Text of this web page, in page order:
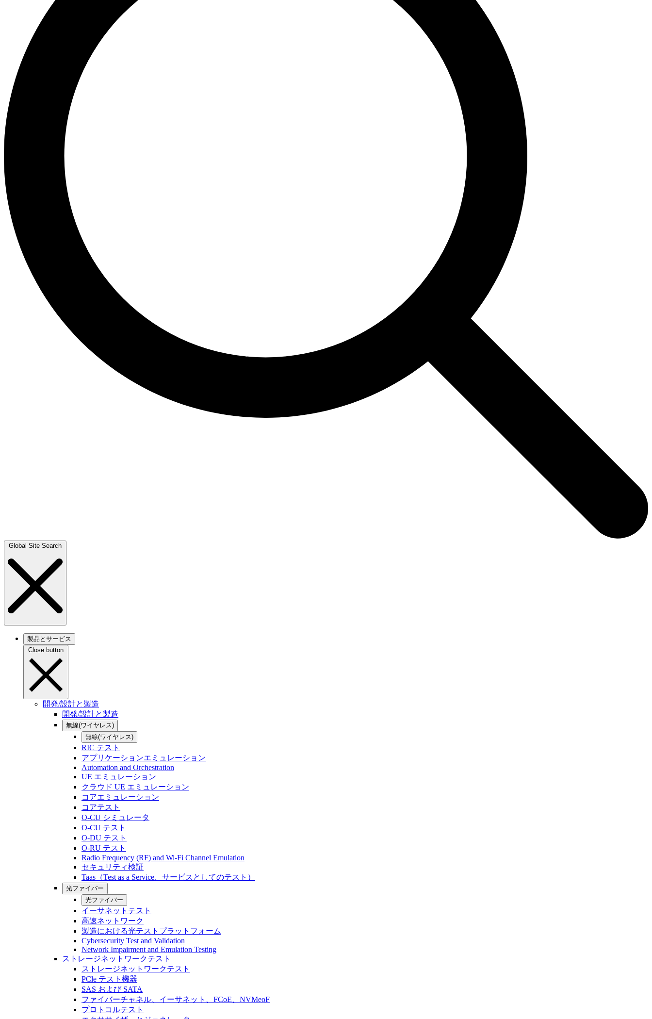
Global Site Search
製品とサービス
Close button
開発/設計と製造
開発/設計と製造
無線(ワイヤレス)
無線(ワイヤレス)
RIC テスト
アプリケーションエミュレーション
Automation and Orchestration
UE エミュレーション
クラウド UE エミュレーション
コアエミュレーション
コアテスト
O-CU シミュレータ
O-CU テスト
O-DU テスト
O-RU テスト
Radio Frequency (RF) and Wi-Fi Channel Emulation
セキュリティ検証
Taas（Test as a Service、サービスとしてのテスト）
光ファイバー
光ファイバー
イーサネットテスト
高速ネットワーク
製造における光テストプラットフォーム
Cybersecurity Test and Validation
Network Impairment and Emulation Testing
ストレージネットワークテスト
ストレージネットワークテスト
PCle テスト機器
SAS および SATA
ファイバーチャネル、イーサネット、FCoE、NVMeoF
プロトコルテスト